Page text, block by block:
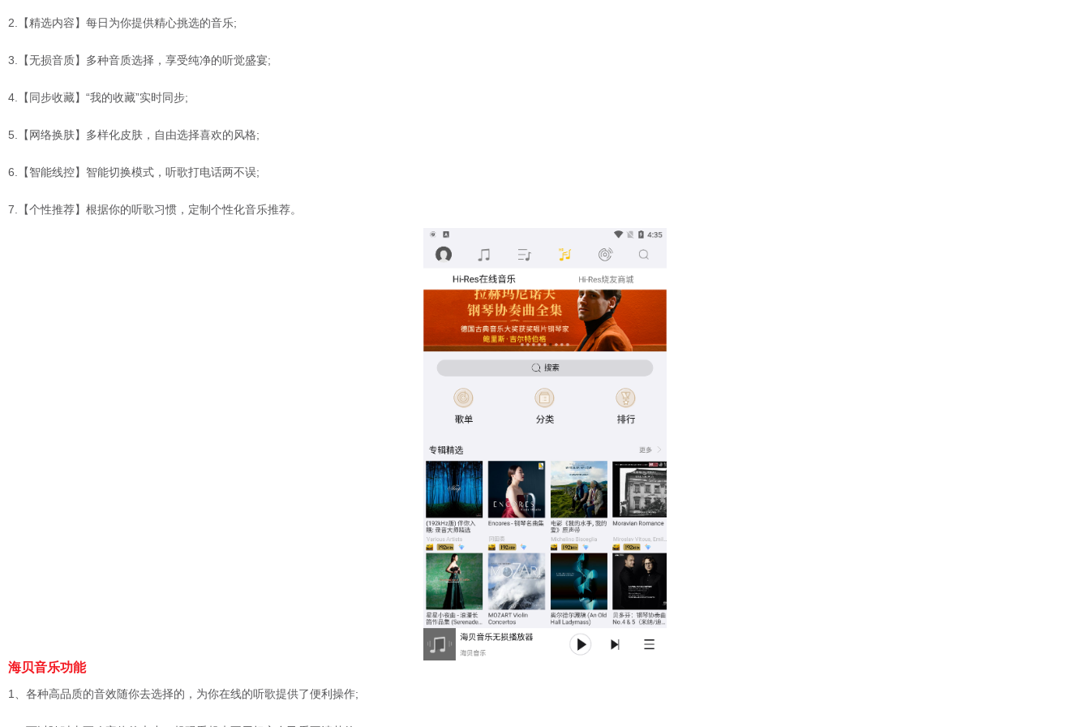
2.【精选内容】每日为你提供精心挑选的音乐;
3.【无损音质】多种音质选择，享受纯净的听觉盛宴;
4.【同步收藏】“我的收藏”实时同步;
5.【网络换肤】多样化皮肤，自由选择喜欢的风格;
6.【智能线控】智能切换模式，听歌打电话两不误;
7.【个性推荐】根据你的听歌习惯，定制个性化音乐推荐。
海贝音乐功能
1、各种高品质的音效随你去选择的，为你在线的听歌提供了便利操作;